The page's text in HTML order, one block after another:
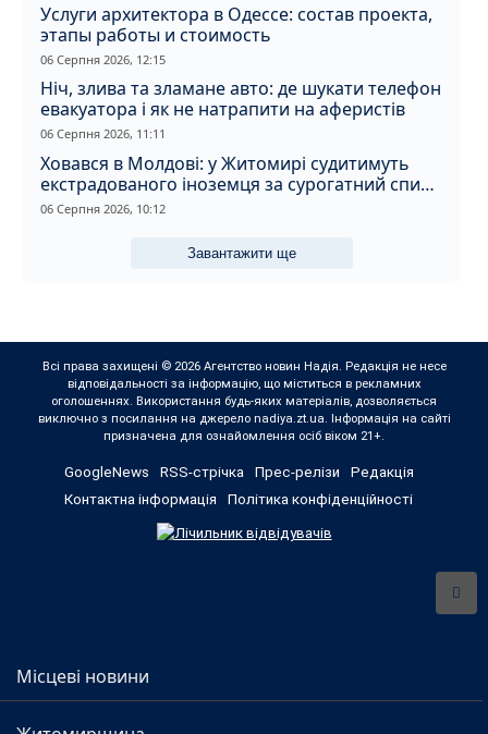
Услуги архитектора в Одессе: состав проекта,
этапы работы и стоимость
06 Серпня 2026, 12:15
Ніч, злива та зламане авто: де шукати телефон
евакуатора і як не натрапити на аферистів
06 Серпня 2026, 11:11
Ховався в Молдові: у Житомирі судитимуть
екстрадованого іноземця за сурогатний спирт
і відмивання грошей
06 Серпня 2026, 10:12
Завантажити ще
Всі права захищені © 2026 Агентство новин Надія. Редакція не несе
відповідальності за інформацію, що міститься в рекламних
оголошеннях. Використання будь-яких матеріалів, дозволяється
виключно з посилання на джерело nadiya.zt.ua. Інформація на сайті
призначена для ознайомлення осіб віком 21+.
GoogleNews RSS-стрічка Прес-релізи
Редакція
Контактна інформація
Політика конфіденційності
Місцеві новини